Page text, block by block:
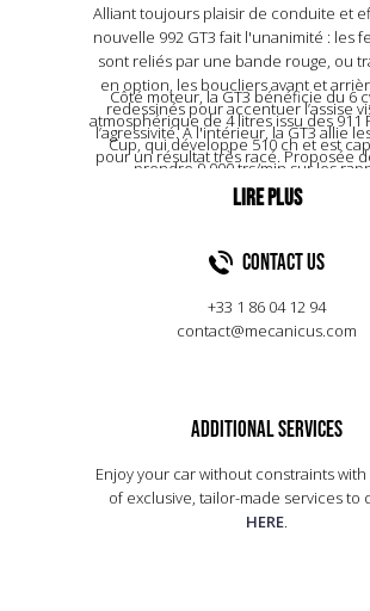
Alliant toujours plaisir de conduite et
nouvelle 992 GT3 fait l'unanimité : les
sont reliés par une bande rouge, ou
en option, les boucliers avant et
redessinés pour accentuer l’assise
l’agressivité. A l'intérieur, la GT3 allie
pour un résultat très racé. Proposée
la boîte PDK en option. Son aileron à 4
200 km/h, lorsque l’aileron est
maximum, il génère 385 kg
Côté moteur, la GT3 bénéficie du 6
atmosphérique de 4 litres issu des 911
Cup, qui développe 510 ch et est
prendre 9 000 trs/min sur les
intermédiaires. Avec la boîte PDK, la
poids à vide est de 1 435 kg. La
rapport à celle proposée sur les
de la gamme, principalement car elle
Contact US
+33 1 86 04 12 94
contact@mecanicus.com
ADDITIONAL SERVICES
Enjoy your car without constraints
of exclusive, tailor-made services to
HERE.